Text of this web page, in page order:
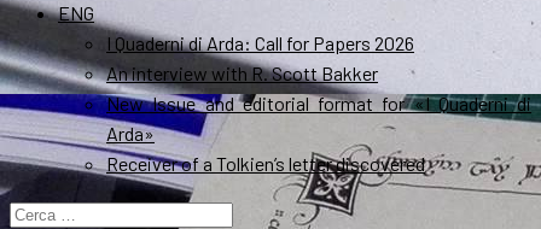
ENG
I Quaderni di Arda: Call for Papers 2026
An interview with R. Scott Bakker
New Issue and editorial format for «I Quaderni di
Arda»
Receiver of a Tolkien’s letter discovered
Ricerca